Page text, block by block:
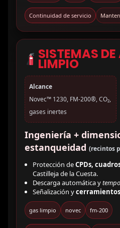
Continuidad de servicio
SISTEMAS DE
LIMPIO
Alcance
Novec™ 1230, FM-200®, CO₂,
gases inertes
Ingeniería +
estanqueidad (recintos
Protección deCPDs,
Castilleja de la Cuesta.
Descarga automática y
Señalización ycerramientos
gas limpio novec fm-200